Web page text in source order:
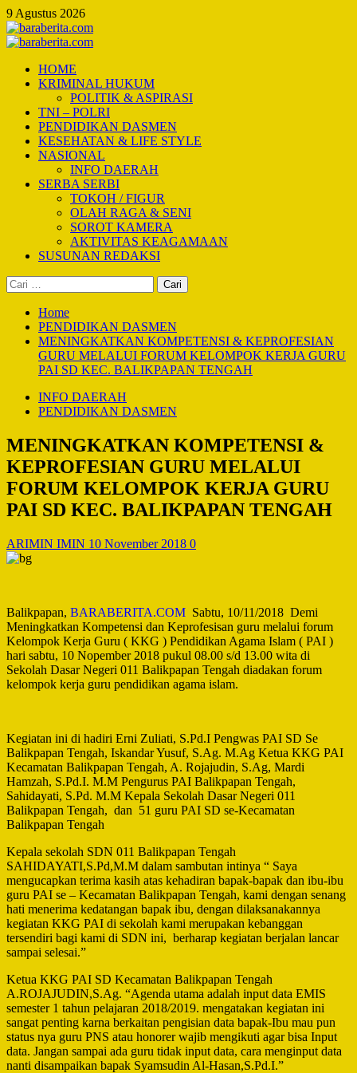
Skip
to
content
9 Agustus 2026
Primary
HOME
KRIMINAL HUKUM
POLITIK & ASPIRASI
TNI – POLRI
PENDIDIKAN DASMEN
KESEHATAN & LIFE STYLE
NASIONAL
INFO DAERAH
SERBA SERBI
TOKOH / FIGUR
OLAH RAGA & SENI
SOROT KAMERA
AKTIVITAS KEAGAMAAN
SUSUNAN REDAKSI
Cari
untuk:
Home
PENDIDIKAN DASMEN
MENINGKATKAN KOMPETENSI & KEPROFESIAN
GURU MELALUI FORUM KELOMPOK KERJA GURU
PAI SD KEC. BALIKPAPAN TENGAH
INFO DAERAH
PENDIDIKAN DASMEN
MENINGKATKAN KOMPETENSI &
KEPROFESIAN GURU MELALUI
FORUM KELOMPOK KERJA GURU
PAI SD KEC. BALIKPAPAN TENGAH
ARIMIN IMIN 10 November 2018 0
Balikpapan, BARABERITA.COM Sabtu, 10/11/2018 Demi
Meningkatkan Kompetensi dan Keprofesisan guru melalui forum
Kelompok Kerja Guru ( KKG ) Pendidikan Agama Islam ( PAI )
hari sabtu, 10 Nopember 2018 pukul 08.00 s/d 13.00 wita di
Sekolah Dasar Negeri 011 Balikpapan Tengah diadakan forum
kelompok kerja guru pendidikan agama islam.
Kegiatan ini di hadiri Erni Zuliati, S.Pd.I Pengwas PAI SD Se
Balikpapan Tengah, Iskandar Yusuf, S.Ag. M.Ag Ketua KKG PAI
Kecamatan Balikpapan Tengah, A. Rojajudin, S.Ag, Mardi
Hamzah, S.Pd.I. M.M Pengurus PAI Balikpapan Tengah,
Sahidayati, S.Pd. M.M Kepala Sekolah Dasar Negeri 011
Balikpapan Tengah, dan 51 guru PAI SD se-Kecamatan
Balikpapan Tengah
Kepala sekolah SDN 011 Balikpapan Tengah
SAHIDAYATI,S.Pd,M.M dalam sambutan intinya “ Saya
mengucapkan terima kasih atas kehadiran bapak-bapak dan ibu-ibu
guru PAI se – Kecamatan Balikpapan Tengah, kami dengan senang
hati menerima kedatangan bapak ibu, dengan dilaksanakannya
kegiatan KKG PAI di sekolah kami merupakan kebanggan
tersendiri bagi kami di SDN ini, berharap kegiatan berjalan lancar
sampai selesai.”
Ketua KKG PAI SD Kecamatan Balikpapan Tengah
A.ROJAJUDIN,S.Ag. “Agenda utama adalah input data EMIS
semester 1 tahun pelajaran 2018/2019. mengatakan kegiatan ini
sangat penting karna berkaitan pengisian data bapak-Ibu mau pun
status nya guru PNS atau honorer wajib mengikuti agar bisa Input
data. Jangan sampai ada guru tidak input data, cara menginput data
nanti disampaikan bapak Syamsudin Al-Hasan,S.Pd.I.”